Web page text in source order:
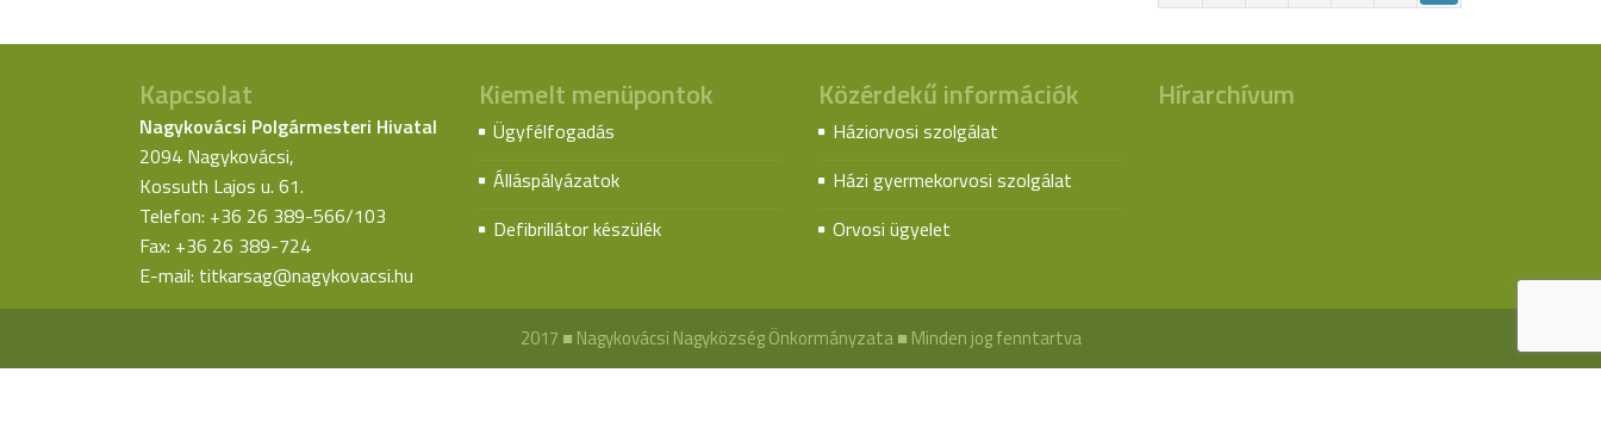
Kapcsolat
Nagykovácsi Polgármesteri Hivatal
2094 Nagykovácsi,
Kossuth Lajos u. 61.
Telefon: +36 26 389-566/103
Fax: +36 26 389-724
E-mail: titkarsag@nagykovacsi.hu
Kiemelt menüpontok
Ügyfélfogadás
Álláspályázatok
Defibrillátor készülék
Közérdekű információk
Háziorvosi szolgálat
Házi gyermekorvosi szolgálat
Orvosi ügyelet
Hírarchívum
2017 ■ Nagykovácsi Nagyközség Önkormányzata ■ Minden jog fenntartva